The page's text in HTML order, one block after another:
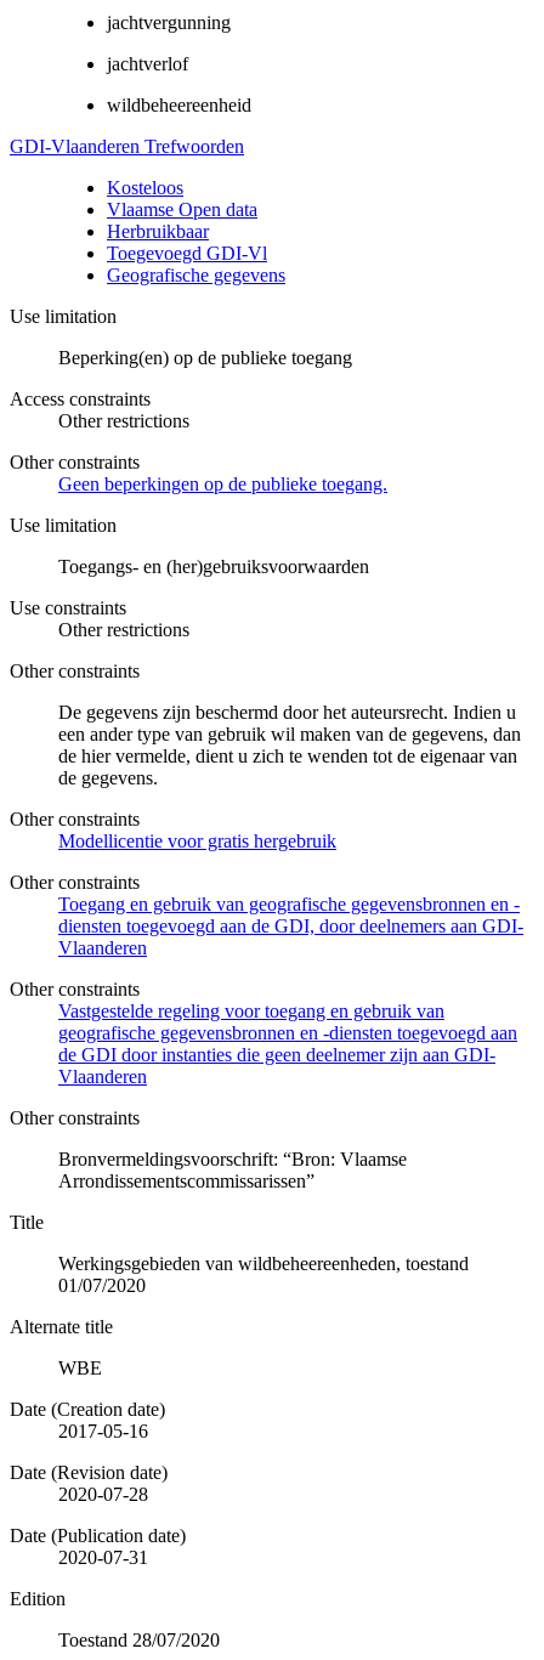
jachtvergunning
jachtverlof
wildbeheereenheid
GDI-Vlaanderen Trefwoorden
Kosteloos
Vlaamse Open data
Herbruikbaar
Toegevoegd GDI-Vl
Geografische gegevens
Use limitation
Beperking(en) op de publieke toegang
Access constraints
Other restrictions
Other constraints
Geen beperkingen op de publieke toegang.
Use limitation
Toegangs- en (her)gebruiksvoorwaarden
Use constraints
Other restrictions
Other constraints
De gegevens zijn beschermd door het auteursrecht. Indien u
een ander type van gebruik wil maken van de gegevens, dan
de hier vermelde, dient u zich te wenden tot de eigenaar van
de gegevens.
Other constraints
Modellicentie voor gratis hergebruik
Other constraints
Toegang en gebruik van geografische gegevensbronnen en -
diensten toegevoegd aan de GDI, door deelnemers aan GDI-
Vlaanderen
Other constraints
Vastgestelde regeling voor toegang en gebruik van
geografische gegevensbronnen en -diensten toegevoegd aan
de GDI door instanties die geen deelnemer zijn aan GDI-
Vlaanderen
Other constraints
Bronvermeldingsvoorschrift: “Bron: Vlaamse
Arrondissementscommissarissen”
Title
Werkingsgebieden van wildbeheereenheden, toestand
01/07/2020
Alternate title
WBE
Date (Creation date)
2017-05-16
Date (Revision date)
2020-07-28
Date (Publication date)
2020-07-31
Edition
Toestand 28/07/2020